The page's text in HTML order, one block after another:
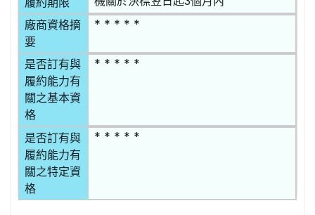
廠商資格摘
要
* * * * *
是否訂有與
履約能力有
關之基本資
格
* * * * *
是否訂有與
履約能力有
關之特定資
格
* * * * *